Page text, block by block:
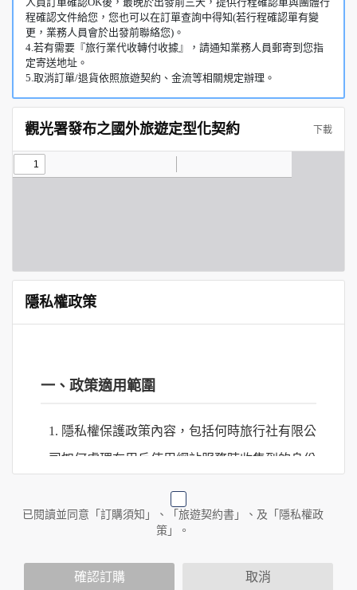
程確認文件給您，您也可以在訂單查詢中得知(若行程確認單有變
更，業務人員會於出發前聯絡您)。
4.若有需要『旅行業代收轉付收據』，請通知業務人員郵寄到您指
定寄送地址。
5.取消訂單/退貨依照旅遊契約、金流等相關規定辦理。
觀光署發布之國外旅遊定型化契約 下載
隱私權政策
一、政策適用範圍
1. 隱私權保護政策內容，包括何時旅行社有限公
司如何處理在用戶使用網站服務時收集到的身份
份識別資料。
以外的公司 or 網站群，與非何時旅行社有限公
已閱讀並同意「訂購須知」、「旅遊契約書」、及「隱私權政
策」。
確認訂購 取消